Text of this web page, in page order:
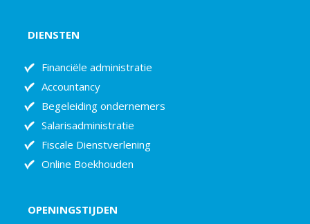
DIENSTEN
Financiële administratie
Accountancy
Begeleiding ondernemers
Salarisadministratie
Fiscale Dienstverlening
Online Boekhouden
OPENINGSTIJDEN